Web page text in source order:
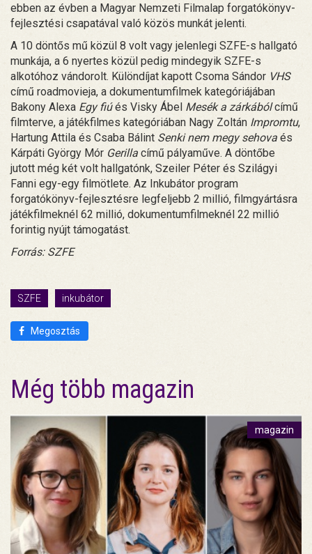
ebben az évben a Magyar Nemzeti Filmalap forgatókönyv-
fejlesztési csapatával való közös munkát jelenti.
A 10 döntős mű közül 8 volt vagy jelenlegi SZFE-s hallgató
munkája, a 6 nyertes közül pedig mindegyik SZFE-s
alkotóhoz vándorolt. Különdíjat kapott Csoma Sándor VHS
című roadmovieja, a dokumentumfilmek kategóriájában
Bakony Alexa Egy fiúés Visky Ábel Mesék a zárkábólcímű
filmterve, a játékfilmes kategóriában Nagy Zoltán Impromtu,
Hartung Attila és Csaba Bálint Senki nem megy sehova és
Kárpáti György Mór Gerilla című pályaműve. A döntőbe
jutott még két volt hallgatónk, Szeiler Péter és Szilágyi
Fanni egy-egy filmötlete. Az Inkubátor program
forgatókönyv-fejlesztésre legfeljebb 2 millió, filmgyártásra
játékfilmeknél 62 millió, dokumentumfilmeknél 22 millió
forintig nyújt támogatást.
Forrás: SZFE
SZFE inkubátor
Megosztás
Még több magazin
magazin